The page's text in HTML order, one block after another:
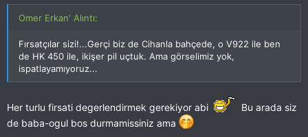
Omer Erkan' Alıntı:
Fırsatçılar sizi!...Gerçi biz de Cihanla bahçede, o V922 ile ben
de HK 450 ile, ikişer pil uçtuk. Ama görselimiz yok,
ispatlayamıyoruz...
Her turlu firsati degerlendirmek gerekiyor abi
Bu arada siz
de baba-ogul bos durmamissiniz ama